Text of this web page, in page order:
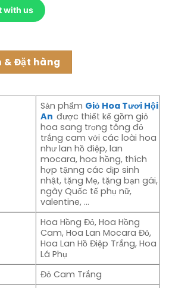
with us
& Đặt hàng
Sản phẩm Giỏ Hoa Tươi Hội
Anđược thiết kế gồm giỏ
hoa sang trọng tông đỏ
trắng cam với các loài hoa
như lan hồ điệp, lan
mocara, hoa hồng, thích
hợp tặnng các dịp sinh
nhật, tặng Mẹ, tặng bạn gái,
ngày Quốc tế phụ nữ,
valentine, …
Hoa Hồng Đỏ, Hoa Hồng
Cam, Hoa Lan Mocara Đỏ,
Hoa Lan Hồ Điệp Trắng, Hoa
Lá Phụ
Đỏ Cam Trắng